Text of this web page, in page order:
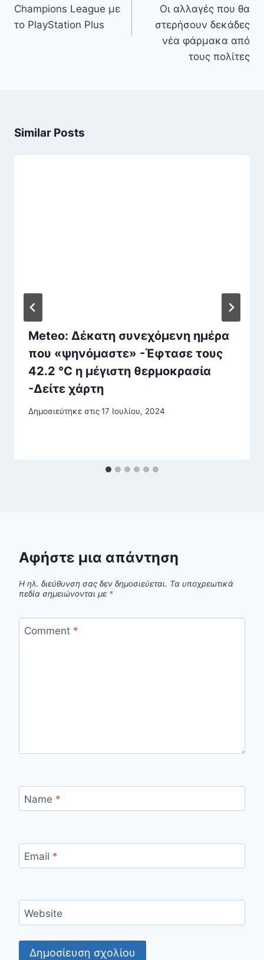
Champions League με
το PlayStation Plus
Οι αλλαγές που θα
στερήσουν δεκάδες
νέα φάρμακα από
τους πολίτες
Similar Posts
Meteo: Δέκατη συνεχόμενη ημέρα
που «ψηνόμαστε» -Έφτασε τους
42.2 °C η μέγιστη θερμοκρασία
-Δείτε χάρτη
Δημοσιεύτηκε στις17 Ιουλίου, 2024
Αφήστε μια απάντηση
Η ηλ. διεύθυνση σας δεν δημοσιεύεται. Τα υποχρεωτικά
πεδία σημειώνονται με *
Comment *
Name *
Email *
Website